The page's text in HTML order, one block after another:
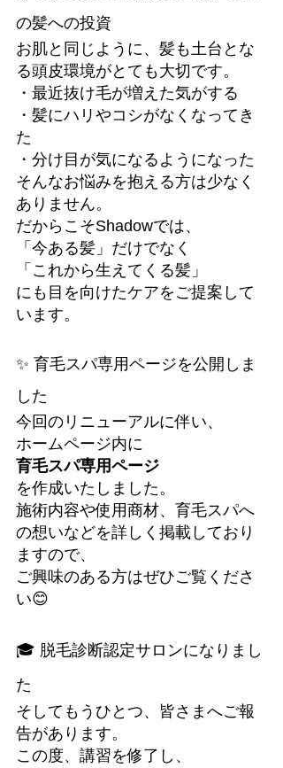
の髪への投資
お肌と同じように、髪も土台とな
る頭皮環境がとても大切です。
・最近抜け毛が増えた気がする
・髪にハリやコシがなくなってき
た
・分け目が気になるようになった
そんなお悩みを抱える方は少なく
ありません。
だからこそShadowでは、
「今ある髪」だけでなく
「これから生えてくる髪」
にも目を向けたケアをご提案して
います。
✨ 育毛スパ専用ページを公開しま
した
今回のリニューアルに伴い、
ホームページ内に
育毛スパ専用ページ
を作成いたしました。
施術内容や使用商材、育毛スパへ
の想いなどを詳しく掲載しており
ますので、
ご興味のある方はぜひご覧くださ
い😊
🎓 脱毛診断認定サロンになりまし
た
そしてもうひとつ、皆さまへご報
告があります。
この度、講習を修了し、